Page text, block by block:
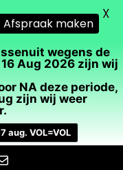
wegens de
Aug 2026 zijn wij
NA deze periode,
zijn wij weer
aug. VOL=VOL
Afspraak maken
X